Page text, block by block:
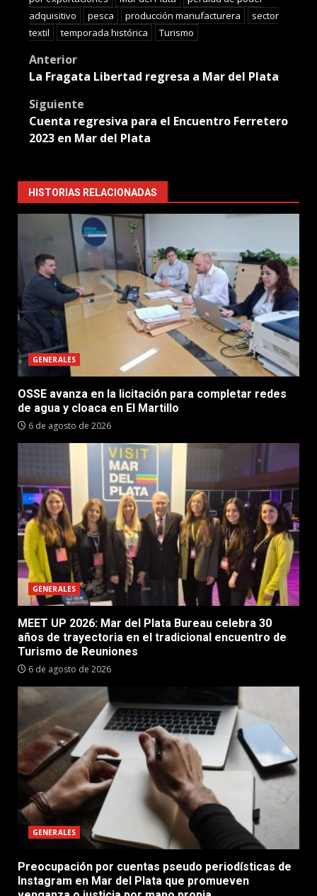
adquisitivo
pesca producción manufacturera
sector
textil
temporada histórica Turismo
Post
navigation
Anterior
La Fragata Libertad regresa a Mar del Plata
Siguiente
Cuenta regresiva para el Encuentro Ferretero
2023 en Mar del Plata
HISTORIAS RELACIONADAS
GENERALES
OSSE avanza en la licitación para completar redes
de agua y cloaca en El Martillo
6 de agosto de 2026
GENERALES
MEET UP 2026: Mar del Plata Bureau celebra 30
años de trayectoria en el tradicional encuentro de
Turismo de Reuniones
6 de agosto de 2026
GENERALES
Preocupación por cuentas pseudo periodísticas de
Instagram en Mar del Plata que promueven